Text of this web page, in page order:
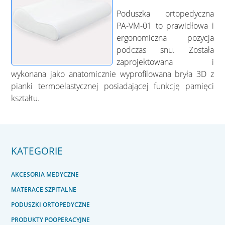
Poduszka ortopedyczna
PA-VM-01 to prawidłowa i
ergonomiczna pozycja
podczas snu. Została
zaprojektowana i
wykonana jako anatomicznie wyprofilowana bryła 3D z
pianki termoelastycznej posiadającej funkcję pamięci
kształtu.
KATEGORIE
AKCESORIA MEDYCZNE
MATERACE SZPITALNE
PODUSZKI ORTOPEDYCZNE
PRODUKTY POOPERACYJNE